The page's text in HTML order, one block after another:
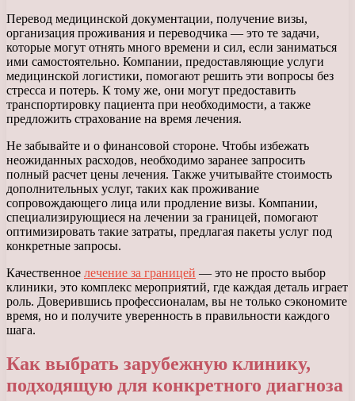
Перевод медицинской документации, получение визы,
организация проживания и переводчика — это те задачи,
которые могут отнять много времени и сил, если заниматься
ими самостоятельно. Компании, предоставляющие услуги
медицинской логистики, помогают решить эти вопросы без
стресса и потерь. К тому же, они могут предоставить
транспортировку пациента при необходимости, а также
предложить страхование на время лечения.
Не забывайте и о финансовой стороне. Чтобы избежать
неожиданных расходов, необходимо заранее запросить
полный расчет цены лечения. Также учитывайте стоимость
дополнительных услуг, таких как проживание
сопровождающего лица или продление визы. Компании,
специализирующиеся на лечении за границей, помогают
оптимизировать такие затраты, предлагая пакеты услуг под
конкретные запросы.
Качественное лечение за границей — это не просто выбор
клиники, это комплекс мероприятий, где каждая деталь играет
роль. Доверившись профессионалам, вы не только сэкономите
время, но и получите уверенность в правильности каждого
шага.
Как выбрать зарубежную клинику,
подходящую для конкретного диагноза